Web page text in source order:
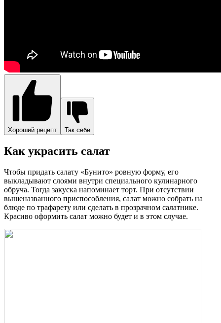
Хороший рецепт Так себе
Как украсить салат
Чтобы придать салату «Бунито» ровную форму, его
выкладывают слоями внутри специального кулинарного
обруча. Тогда закуска напоминает торт. При отсутствии
вышеназванного приспособления, салат можно собрать на
блюде по трафарету или сделать в прозрачном салатнике.
Красиво оформить салат можно будет и в этом случае.